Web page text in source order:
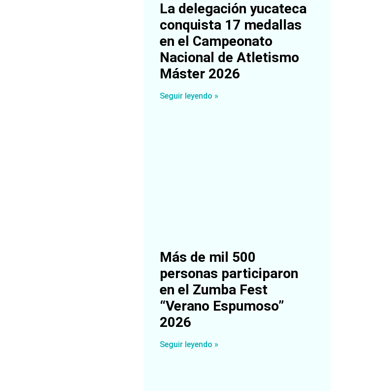
La delegación yucateca
conquista 17 medallas
en el Campeonato
Nacional de Atletismo
Máster 2026
Seguir leyendo »
Más de mil 500
personas participaron
en el Zumba Fest
“Verano Espumoso”
2026
Seguir leyendo »